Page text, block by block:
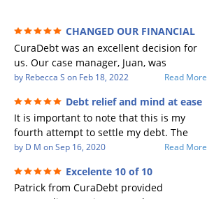
CHANGED OUR FINANCIAL
FUTURE (credit 200 Points / 90 K in debt
GONE)
CuraDebt was an excellent decision for
us. Our case manager, Juan, was
incredible to work with. He and Julio
Every communication was quickly
responded to and all of our questions
were answered. We were able to clear
up in excess of 90 K in debt in a few
years with a manageable payment.
CuraDebt gave us the opportunity to
start over and do things the right way.
by Rebecca S on Feb 18, 2022 Read More
Debt relief and mind at ease
It is important to note that this is my
fourth attempt to settle my debt. The
first debt settlement company gave me
a debtor listing me as a charge off on my
credit report, even though they are paid
by D M onSep 16, 2020 Read More
Excelente 10 of 10
Patrick from CuraDebt provided